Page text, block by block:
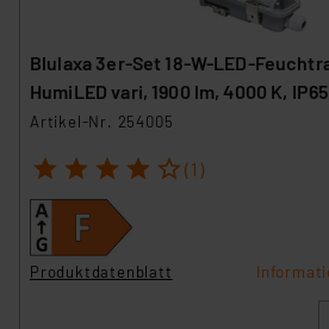
Blulaxa 3er-Set 18-W-LED-
HumiLED vari, 1900 lm, 4000 K,
Artikel-Nr. 254005
1 2 3 4 5 (1)
Produktdatenblatt